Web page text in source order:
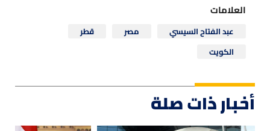
العلامات
عبد الفتاح السيسي مصر
قطر
الكويت
أخبار ذات صلة